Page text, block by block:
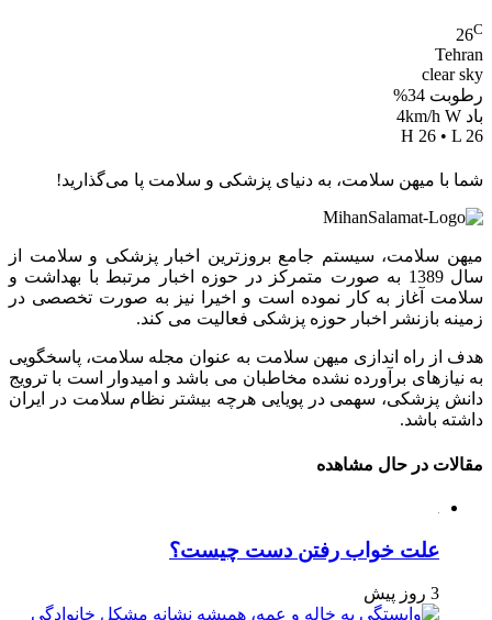
26C
Tehran
clear sky
رطوبت 34%
باد 4km/h W
H 26 • L 26
شما با میهن سلامت، به دنیای پزشکی و سلامت پا می‌گذارید!
میهن سلامت، سیستم جامع بروزترین اخبار پزشکی و سلامت از
سال 1389 به صورت متمرکز در حوزه اخبار مرتبط با بهداشت و
سلامت آغاز به کار نموده است و اخیرا نیز به صورت تخصصی در
زمینه بازنشر اخبار حوزه پزشکی فعالیت می کند.
هدف از راه اندازی میهن سلامت به عنوان مجله سلامت، پاسخگویی
به نیازهای برآورده نشده مخاطبان می باشد و امیدوار است با ترویج
دانش پزشکی، سهمی در پویایی هرچه بیشتر نظام سلامت در ایران
داشته باشد.
مقالات در حال مشاهده
علت خواب رفتن دست چیست؟
3 روز پیش